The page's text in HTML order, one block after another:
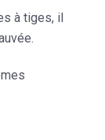
à tiges, il